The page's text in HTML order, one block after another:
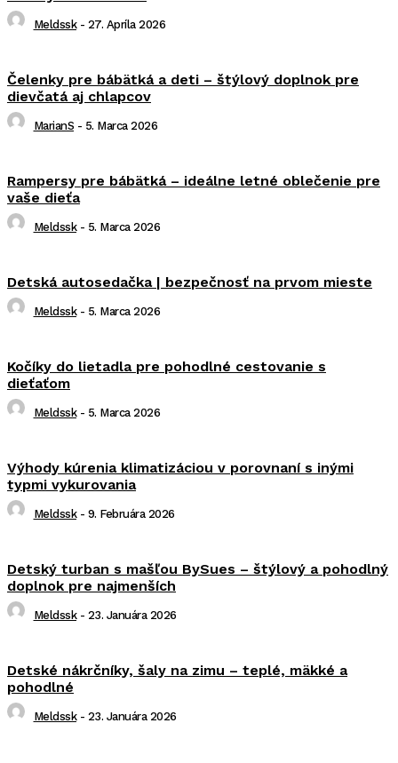
Meldssk - 27. Apríla 2026
Čelenky pre bábätká a deti – štýlový doplnok pre
dievčatá aj chlapcov
MarianS - 5. Marca 2026
Rampersy pre bábätká – ideálne letné oblečenie pre
vaše dieťa
Meldssk - 5. Marca 2026
Detská autosedačka | bezpečnosť na prvom mieste
Meldssk - 5. Marca 2026
Kočíky do lietadla pre pohodlné cestovanie s
dieťaťom
Meldssk - 5. Marca 2026
Výhody kúrenia klimatizáciou v porovnaní s inými
typmi vykurovania
Meldssk - 9. Februára 2026
Detský turban s mašľou BySues – štýlový a pohodlný
doplnok pre najmenších
Meldssk - 23. Januára 2026
Detské nákrčníky, šaly na zimu – teplé, mäkké a
pohodlné
Meldssk - 23. Januára 2026